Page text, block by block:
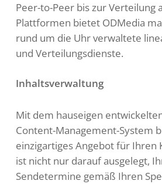
Peer-to-Peer bis zur Verteilung
Plattformen bietet ODMedia
rund um die Uhr verwaltete
und Verteilungsdienste.
Inhaltsverwaltung
Mit dem hauseigen
Content-Management-System
einzigartiges Angebot für Ihren
ist nicht nur darauf ausgelegt,
Sendetermine gemäß Ihren